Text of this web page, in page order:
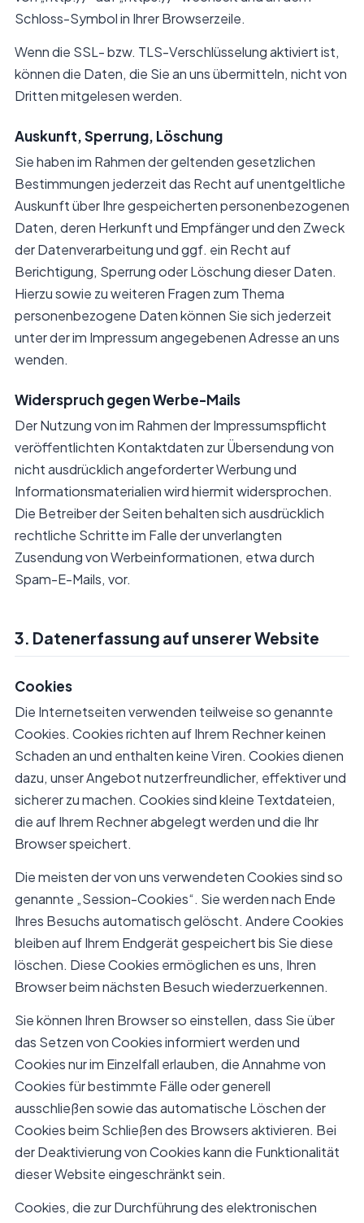
Schloss-Symbol in Ihrer Browserzeile.
Wenn die SSL- bzw. TLS-Verschlüsselung aktiviert ist,
können die Daten, die Sie an uns übermitteln, nicht von
Dritten mitgelesen werden.
Auskunft, Sperrung, Löschung
Sie haben im Rahmen der geltenden gesetzlichen
Bestimmungen jederzeit das Recht auf unentgeltliche
Auskunft über Ihre gespeicherten personenbezogenen
Daten, deren Herkunft und Empfänger und den Zweck
der Datenverarbeitung und ggf. ein Recht auf
Berichtigung, Sperrung oder Löschung dieser Daten.
Hierzu sowie zu weiteren Fragen zum Thema
personenbezogene Daten können Sie sich jederzeit
unter der im Impressum angegebenen Adresse an uns
wenden.
Widerspruch gegen Werbe-Mails
Der Nutzung von im Rahmen der Impressumspflicht
veröffentlichten Kontaktdaten zur Übersendung von
nicht ausdrücklich angeforderter Werbung und
Informationsmaterialien wird hiermit widersprochen.
Die Betreiber der Seiten behalten sich ausdrücklich
rechtliche Schritte im Falle der unverlangten
Zusendung von Werbeinformationen, etwa durch
Spam-E-Mails, vor.
3. Datenerfassung auf unserer Website
Cookies
Die Internetseiten verwenden teilweise so genannte
Cookies. Cookies richten auf Ihrem Rechner keinen
Schaden an und enthalten keine Viren. Cookies dienen
dazu, unser Angebot nutzerfreundlicher, effektiver und
sicherer zu machen. Cookies sind kleine Textdateien,
die auf Ihrem Rechner abgelegt werden und die Ihr
Browser speichert.
Die meisten der von uns verwendeten Cookies sind so
genannte „Session-Cookies“. Sie werden nach Ende
Ihres Besuchs automatisch gelöscht. Andere Cookies
bleiben auf Ihrem Endgerät gespeichert bis Sie diese
löschen. Diese Cookies ermöglichen es uns, Ihren
Browser beim nächsten Besuch wiederzuerkennen.
Sie können Ihren Browser so einstellen, dass Sie über
das Setzen von Cookies informiert werden und
Cookies nur im Einzelfall erlauben, die Annahme von
Cookies für bestimmte Fälle oder generell
ausschließen sowie das automatische Löschen der
Cookies beim Schließen des Browsers aktivieren. Bei
der Deaktivierung von Cookies kann die Funktionalität
dieser Website eingeschränkt sein.
Cookies, die zur Durchführung des elektronischen